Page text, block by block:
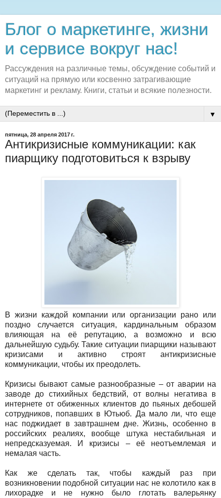
Блог о маркетинге, жизни
и сервисе вокруг нас!
Рассуждения на различные темы, обсуждение событий и
ситуаций на прямую или косвенно затрагивающие
маркетинг и рекламу. Книги, статьи и всякие полезности.
▼
пятница, 28 апреля 2017 г.
Антикризисные коммуникации: как
пиарщику подготовиться к взрыву
В жизни каждой компании или организации рано или
поздно случается ситуация, кардинальным образом
влияющая на её репутацию, а возможно и всю
дальнейшую судьбу. Такие ситуации пиарщики называют
кризисами и активно строят антикризисные
коммуникации, чтобы их преодолеть.
Кризисы бывают самые разнообразные – от аварии на
заводе до стихийных бедствий, от волны негатива в
интернете от обиженных клиентов до пьяных дебошей
сотрудников, попавших в Ютьюб. Да мало ли, что еще
нас поджидает в завтрашнем дне. Жизнь, особенно в
российских реалиях, вообще штука нестабильная и
непредсказуемая. И кризисы – её неотъемлемая и
немалая часть.
Как же сделать так, чтобы каждый раз при
возникновении подобной ситуации нас не колотило как в
лихорадке и не нужно было глотать валерьянку